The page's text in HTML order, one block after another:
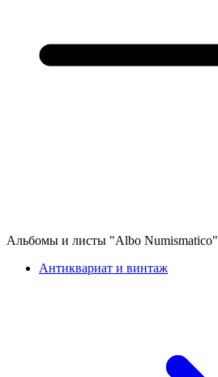
Альбомы и листы "Albo Numismatico"
Антиквариат и винтаж